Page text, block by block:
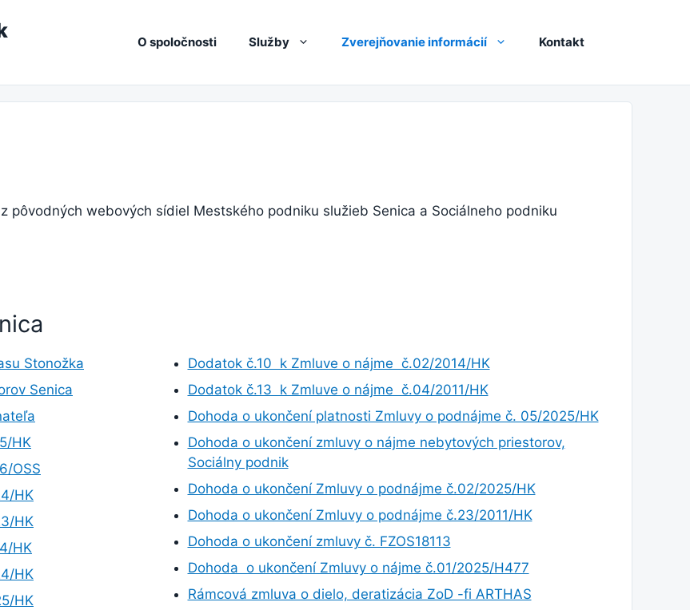
O spoločnosti Služby Zverejňovanie informácií Kontakt
pôvodných webových sídiel Mestského podniku služieb Senica a Sociálneho podniku
Stonožka
Senica
HK
OSS
HK
HK
HK
HK
HK
Dodatok č.10 k Zmluve o nájme č.02/2014/HK
Dodatok č.13 k Zmluve o nájme č.04/2011/HK
Dohoda o ukončení platnosti Zmluvy o podnájme č. 05/2025/HK
Dohoda o ukončení zmluvy o nájme nebytových priestorov,
Sociálny podnik
Dohoda o ukončení Zmluvy o podnájme č.02/2025/HK
Dohoda o ukončení Zmluvy o podnájme č.23/2011/HK
Dohoda o ukončení zmluvy č. FZOS18113
Dohoda o ukončení Zmluvy o nájme č.01/2025/H477
Rámcová zmluva o dielo, deratizácia ZoD -fi ARTHAS